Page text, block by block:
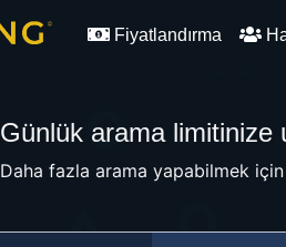
Fiyatlandırma
Günlük arama limitinize
Daha fazla arama yapabilmek